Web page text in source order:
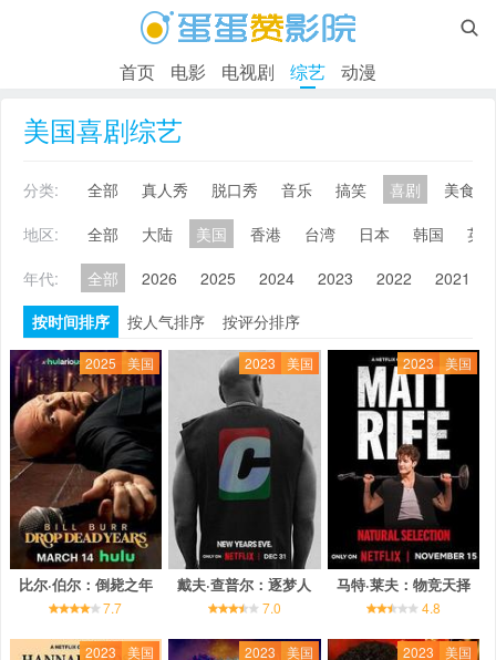

首页 电影 电视剧 综艺 动漫
美国喜剧综艺
分类: 全部 真人秀 脱口秀 音乐 搞笑 喜剧
美食
地区:
全部 大陆 美国 香港 台湾 日本 韩国
英
年代:
全部 2026 2025 2024 2023 2022 2021
按时间排序
按人气排序 按评分排序
2025 美国
比尔·伯尔：倒毙之年
7.7
2023 美国
戴夫·查普尔：逐梦人
7.0
2023 美国
马特·莱夫：物竞天择
4.8
2023 美国 2023 美国 2023 美国